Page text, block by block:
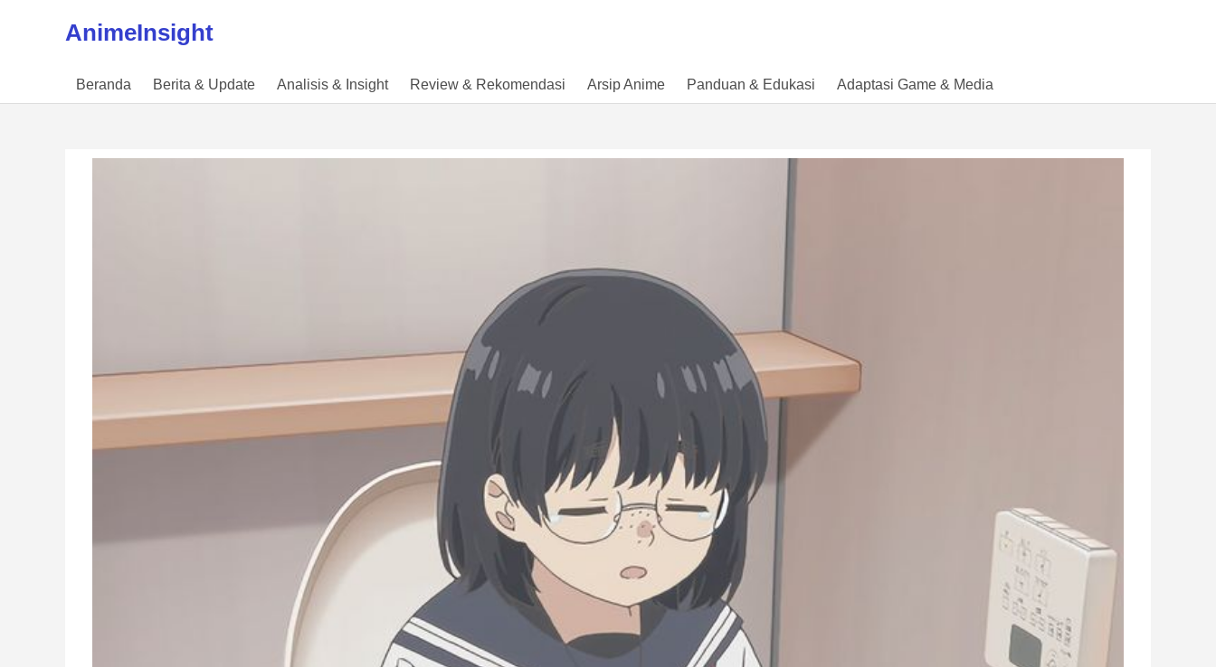
AnimeInsight
Beranda Berita & Update Analisis & Insight Review & Rekomendasi Arsip Anime Panduan & Edukasi Adaptasi Game & Media